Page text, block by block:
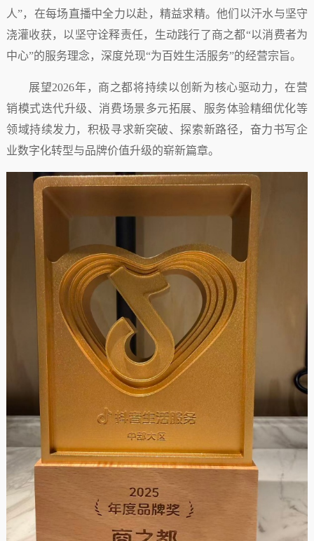
人”，在每场直播中全力以赴，精益求精。他们以汗水与坚守
浇灌收获，以坚守诠释责任，生动践行了商之都“以消费者为
中心”的服务理念，深度兑现“为百姓生活服务”的经营宗旨。
展望2026年，商之都将持续以创新为核心驱动力，在营
销模式迭代升级、消费场景多元拓展、服务体验精细优化等
领域持续发力，积极寻求新突破、探索新路径，奋力书写企
业数字化转型与品牌价值升级的崭新篇章。